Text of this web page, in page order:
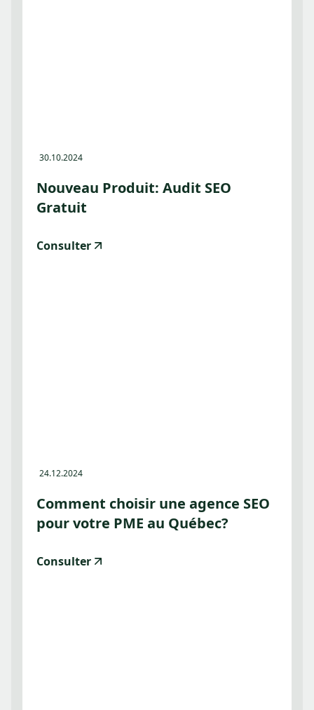
30.10.2024
Nouveau Produit: Audit SEO
Gratuit
Consulter
24.12.2024
Comment choisir une agence SEO
pour votre PME au Québec?
Consulter